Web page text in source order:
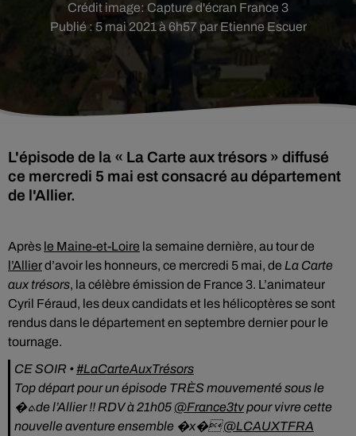
Publié : 5 mai 2021 à 6h57 par Etienne Escuer
Crédit image: Capture d'écran France 3
L'épisode de la « La Carte aux trésors » diffusé
ce mercredi 5 mai est consacré au département
de l'Allier.
Après le Maine-et-Loire la semaine dernière, au tour de
l’Allierd’avoir les honneurs, ce mercredi 5 mai, de La Carte
aux trésors, la célèbre émission de France 3. L’animateur
Cyril Féraud, les deux candidats et les hélicoptères se sont
rendus dans le département en septembre dernier pour le
tournage.
CE SOIR •#LaCarteAuxTrésors
Top départ pour un épisode TRÈS mouvementé sous le
�ܬ️de l’Allier !! RDV à 21h05 @France3tvpour vivre cette
nouvelle aventure ensemble �x�@LCAUXTFRA